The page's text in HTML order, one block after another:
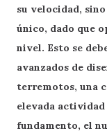
su velocidad,
único, dado que
nivel. Esto se
avanzados de
terremotos, una
elevada
fundamento, el